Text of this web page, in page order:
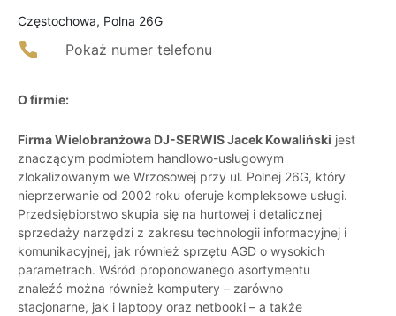
Częstochowa, Polna 26G
Pokaż numer telefonu
O firmie:
Firma Wielobranżowa DJ-SERWIS Jacek Kowaliński jest
znaczącym podmiotem handlowo-usługowym
zlokalizowanym we Wrzosowej przy ul. Polnej 26G, który
nieprzerwanie od 2002 roku oferuje kompleksowe usługi.
Przedsiębiorstwo skupia się na hurtowej i detalicznej
sprzedaży narzędzi z zakresu technologii informacyjnej i
komunikacyjnej, jak również sprzętu AGD o wysokich
parametrach. Wśród proponowanego asortymentu
znaleźć można również komputery – zarówno
stacjonarne, jak i laptopy oraz netbooki – a także